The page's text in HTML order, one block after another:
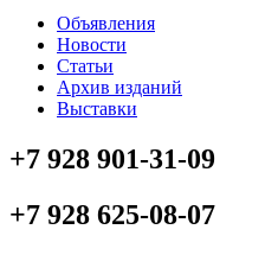
Объявления
Новости
Статьи
Архив изданий
Выставки
+7 928 901-31-09
+7 928 625-08-07